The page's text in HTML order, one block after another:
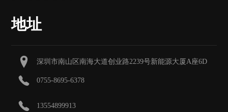
地址
深圳市南山区南海大道创业路2239号新能源大厦A座6D
0755-8695-6378
13554899913